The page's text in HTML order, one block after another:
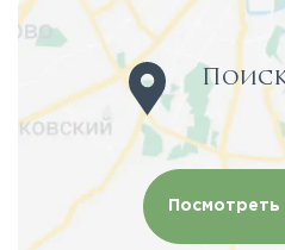
Посмотреть